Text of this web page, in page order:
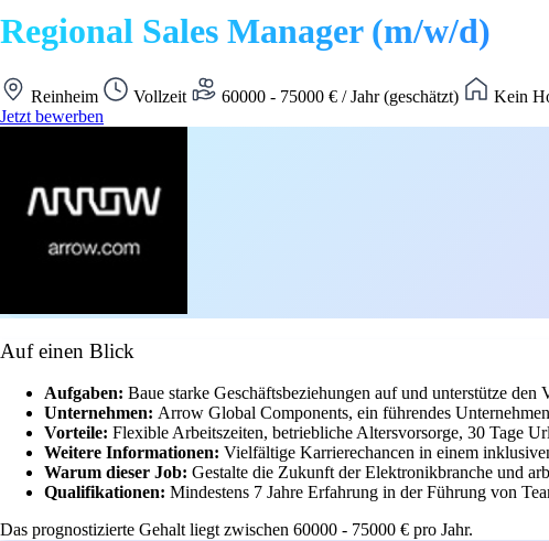
Regional Sales Manager (m/w/d)
Reinheim Vollzeit 60000 - 75000 € / Jahr (geschätzt)
Kein
Jetzt bewerben
Auf einen Blick
Aufgaben: Baue starke Geschäftsbeziehungen auf und unterstütze
Unternehmen: Arrow Global Components, ein führendes
Vorteile: Flexible Arbeitszeiten, betriebliche Altersvorsorge, 30 Tage
Weitere Informationen: Vielfältige Karrierechancen in einem
Warum dieser Job: Gestalte die Zukunft der Elektronikbranche und
Qualifikationen: Mindestens 7 Jahre Erfahrung in der Führung von
Das prognostizierte Gehalt liegt zwischen 60000 - 75000 € pro Jahr.